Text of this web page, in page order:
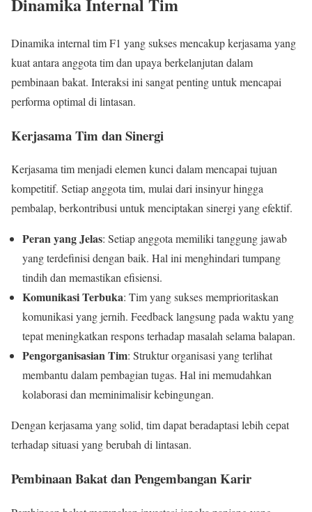
Dinamika internal tim F1 yang sukses mencakup kerjasama yang
kuat antara anggota tim dan upaya berkelanjutan dalam
pembinaan bakat. Interaksi ini sangat penting untuk mencapai
performa optimal di lintasan.
Kerjasama Tim dan Sinergi
Kerjasama tim menjadi elemen kunci dalam mencapai tujuan
kompetitif. Setiap anggota tim, mulai dari insinyur hingga
pembalap, berkontribusi untuk menciptakan sinergi yang efektif.
Peran yang Jelas: Setiap anggota memiliki tanggung jawab
yang terdefinisi dengan baik. Hal ini menghindari tumpang
tindih dan memastikan efisiensi.
Komunikasi Terbuka: Tim yang sukses memprioritaskan
komunikasi yang jernih. Feedback langsung pada waktu yang
tepat meningkatkan respons terhadap masalah selama balapan.
Pengorganisasian Tim: Struktur organisasi yang terlihat
membantu dalam pembagian tugas. Hal ini memudahkan
kolaborasi dan meminimalisir kebingungan.
Dengan kerjasama yang solid, tim dapat beradaptasi lebih cepat
terhadap situasi yang berubah di lintasan.
Pembinaan Bakat dan Pengembangan Karir